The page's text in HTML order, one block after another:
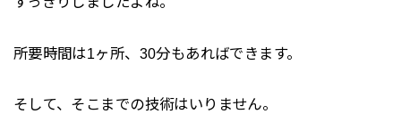
所要時間は1ヶ所、30分もあればできます。
そして、そこまでの技術はいりません。